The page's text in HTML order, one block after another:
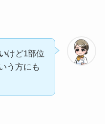
けど1部位
う方にも